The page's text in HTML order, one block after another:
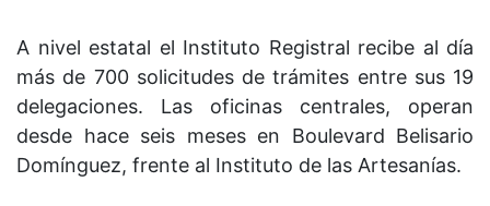
A nivel estatal el Instituto Registral recibe al día
más de 700 solicitudes de trámites entre sus 19
delegaciones. Las oficinas centrales, operan
desde hace seis meses en Boulevard Belisario
Domínguez, frente al Instituto de las Artesanías.